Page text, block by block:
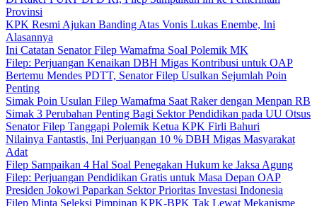
Provinsi
KPK Resmi Ajukan Banding Atas Vonis Lukas Enembe, Ini
Alasannya
Ini Catatan Senator Filep Wamafma Soal Polemik MK
Filep: Perjuangan Kenaikan DBH Migas Kontribusi untuk OAP
Bertemu Mendes PDTT, Senator Filep Usulkan Sejumlah Poin
Penting
Simak Poin Usulan Filep Wamafma Saat Raker dengan Menpan RB
Simak 3 Perubahan Penting Bagi Sektor Pendidikan pada UU Otsus
Senator Filep Tanggapi Polemik Ketua KPK Firli Bahuri
Nilainya Fantastis, Ini Perjuangan 10 % DBH Migas Masyarakat
Adat
Filep Sampaikan 4 Hal Soal Penegakan Hukum ke Jaksa Agung
Filep: Perjuangan Pendidikan Gratis untuk Masa Depan OAP
Presiden Jokowi Paparkan Sektor Prioritas Investasi Indonesia
Filep Minta Seleksi Pimpinan KPK-BPK Tak Lewat Mekanisme